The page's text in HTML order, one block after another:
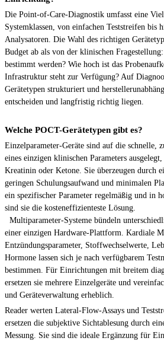
Die Point-of-Care-Diagnostik umfasst eine
Systemklassen, von einfachen Teststreifen bis
Analysatoren. Die Wahl des richtigen
Budget ab als von der klinischen
bestimmt werden? Wie hoch ist das
Infrastruktur steht zur Verfügung? Auf
Gerätetypen strukturiert und
entscheiden und langfristig richtig liegen.
Welche POCT-Gerätetypen gibt es?
Einzelparameter-Geräte sind auf die schnelle,
eines einzigen klinischen Parameters
Kreatinin oder Ketone. Sie überzeugen durch
geringen Schulungsaufwand und minimalen
ein spezifischer Parameter regelmäßig und in
sind sie die kosteneffizienteste Lösung.
Multiparameter-Systeme bündeln
einer einzigen Hardware-Plattform. Kardiale
Entzündungsparameter, Stoffwechselwerte,
Hormone lassen sich je nach verfügbarem
bestimmen. Für Einrichtungen mit breitem
ersetzen sie mehrere Einzelgeräte und
und Geräteverwaltung erheblich.
Reader werten Lateral-Flow-Assays und
ersetzen die subjektive Sichtablesung durch
Messung. Sie sind die ideale Ergänzung für